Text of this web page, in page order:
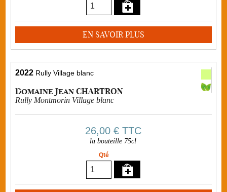
EN SAVOIR PLUS
2022 Rully Village blanc
Domaine Jean CHARTRON
Rully Montmorin Village blanc
26,00 €TTC
la bouteille 75cl
Qté